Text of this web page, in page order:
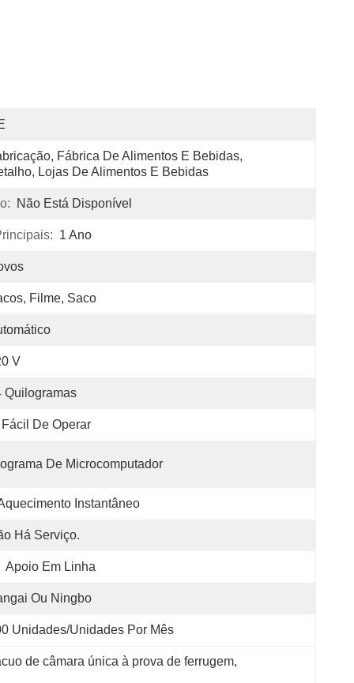
Fábrica De Alimentos E Bebidas,
Lojas De Alimentos E Bebidas
Não Está Disponível
1 Ano
Filme, Saco
V
Quilogramas
Fácil De Operar
De Microcomputador
Instantâneo
Há Serviço.
Apoio Em Linha
Ou Ningbo
Unidades/unidades Por Mês
de câmara única à prova de ferrugem,